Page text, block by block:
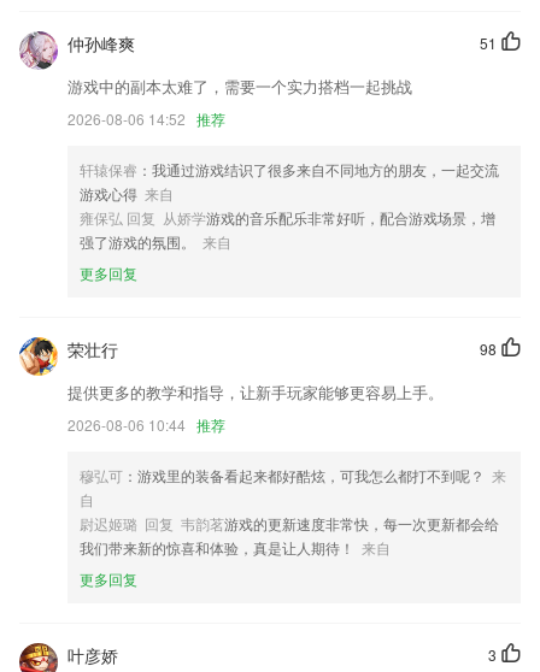
正文图片预览界面顶部沉浸状态栏的问题
发现“线圈”增加发视频；
自动检测反编译后的文件列表
修复链接第三方分享出错
【CCD相机】CCD相机滑竿类型增加，支持暗角虚化柔光纹理等控制调
节，自定义你的复古胶片机！
联系我们
修改。
51
仲孙峰爽
游戏中的副本太难了，需要一个实力搭档一起挑战
2026-08-06 14:52 推荐
轩辕保睿 ：我通过游戏结识了很多来自不同地方的朋友，一起交流
游戏心得 来自
雍保弘 回复 从娇学游戏的音乐配乐非常好听，配合游戏场景，增
强了游戏的氛围。
来自
更多回复
98
荣壮行
提供更多的教学和指导，让新手玩家能够更容易上手。
2026-08-06 10:44 推荐
穆弘可 ：游戏里的装备看起来都好酷炫，可我怎么都打不到呢？ 来
自
尉迟姬璐 回复 韦韵茗游戏的更新速度非常快，每一次更新都会给
我们带来新的惊喜和体验，真是让人期待！
来自
更多回复
3
叶彦娇